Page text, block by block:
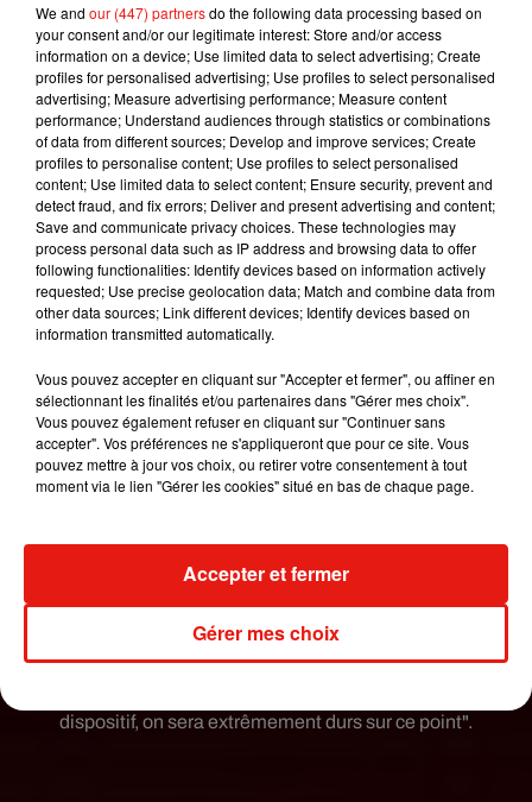
finie", a-t-il estimé. "Un pays comme la Grèce qui
avait sans doute fait preuve d'un peu de laxisme
ces dernières semaines a renforcé son dispositif
de contrôle à l'entrée, tant mieux", a-t-il ajouté.
Seulement les 4 vaccins
autorisés
Il a enfin insisté sur le respect des décisions de
l'Agence européenne du médicament sur les
vaccins. "Il faut que les vaccins qu'on reconnaît
à ceux dont on est sûrs, c'est-à-dire les quatre qui
sont aujourd'hui autorisés en France et en
Europe" (Pfizer, Moderna, AstraZeneca et
Johnson & Johnson, NDLR), a-t-il martelé.
tentés à un moment, ou qui ont fait, la
reconnaissance de certains vaccins comme le
russe ou le chinois. Nous, on dit à nos partenaires
européens, attention, non pour ces vaccins", a
poursuivi le secrétaire d'Etat. "Il faut aussi que les
dispositif, on sera extrêmement durs sur ce point".
We and our (447) partnersdo the following data processing based on
your consent and/or our legitimate interest: Store and/or access
information on a device; Use limited data to select advertising; Create
profiles for personalised advertising; Use profiles to select personalised
advertising; Measure advertising performance; Measure content
performance; Understand audiences through statistics or combinations
of data from different sources; Develop and improve services; Create
profiles to personalise content; Use profiles to select personalised
content; Use limited data to select content; Ensure security, prevent and
detect fraud, and fix errors; Deliver and present advertising and content;
Save and communicate privacy choices. These technologies may
process personal data such as IP address and browsing data to offer
following functionalities: Identify devices based on information actively
requested; Use precise geolocation data; Match and combine data from
other data sources; Link different devices; Identify devices based on
information transmitted automatically.
Vous pouvez accepter en cliquant sur "Accepter et fermer", ou affiner en
sélectionnant les finalités et/ou partenaires dans "Gérer mes choix".
Vous pouvez également refuser en cliquant sur "Continuer sans
accepter". Vos préférences ne s'appliqueront que pour ce site. Vous
pouvez mettre à jour vos choix, ou retirer votre consentement à tout
moment via le lien "Gérer les cookies" situé en bas de chaque page.
Gérer mes choix
Accepter et fermer